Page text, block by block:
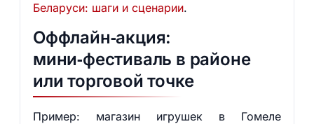
Беларуси: шаги и сценарии.
Оффлайн‑акция:
мини‑фестиваль в районе
или торговой точке
Пример: магазин игрушек в Гомеле